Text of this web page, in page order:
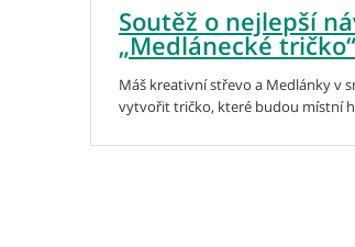
Soutěž o nejlepší
„Medlánecké tričko“
Máš kreativní střevo a Medlánky v
vytvořit tričko, které budou místní